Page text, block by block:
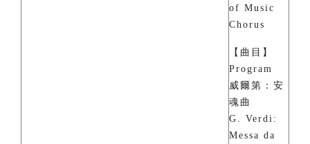
of Music
Chorus
【曲目】
Program
威爾第：安
魂曲
G. Verdi:
Messa da